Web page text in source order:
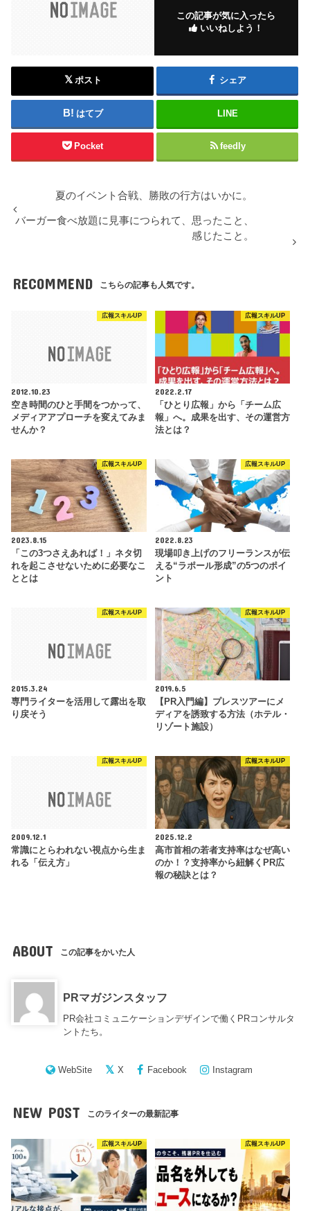
この記事が気に入ったら
いいねしよう！
ポスト シェア
はてブ LINE
Pocket feedly
夏のイベント合戦、勝敗の行方はいかに。
バーガー食べ放題に見事につられて、思ったこと、
感じたこと。
RECOMMEND こちらの記事も人気です。
広報スキルUP
2012.10.23
空き時間のひと手間をつかって、
メディアアプローチを変えてみま
せんか？
広報スキルUP
2022.2.17
「ひとり広報」から「チーム広
報」へ。成果を出す、その運営方
法とは？
広報スキルUP
2023.8.15
「この3つさえあれば！」ネタ切
れを起こさせないために必要なこ
ととは
広報スキルUP
2022.8.23
現場叩き上げのフリーランスが伝
える“ラポール形成”の5つのポイ
ント
広報スキルUP
2015.3.24
専門ライターを活用して露出を取
り戻そう
広報スキルUP
2019.6.5
【PR入門編】プレスツアーにメ
ディアを誘致する方法（ホテル・
リゾート施設）
広報スキルUP
2009.12.1
常識にとらわれない視点から生ま
れる「伝え方」
広報スキルUP
2025.12.2
高市首相の若者支持率はなぜ高い
のか！？支持率から紐解くPR広
報の秘訣とは？
ABOUT この記事をかいた人
PRマガジンスタッフ
PR会社コミュニケーションデザインで働くPRコンサルタ
ントたち。
WebSite X Facebook Instagram
NEW POST このライターの最新記事
広報スキルUP 広報スキルUP